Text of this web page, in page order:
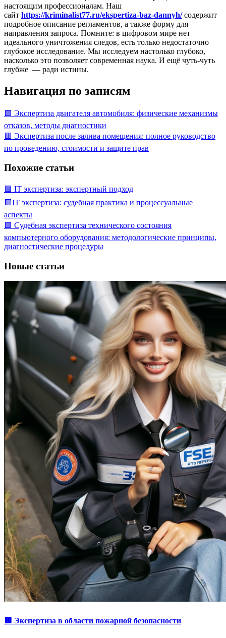
настоящим профессионалам. Наш
сайт https://kriminalist77.ru/ekspertiza-baz-dannyh/содержит
подробное описание регламентов, а также форму для
направления запроса. Помните: в цифровом мире нет
идеального уничтожения следов, есть только недостаточно
глубокое исследование. Мы исследуем настолько глубоко,
насколько это позволяет современная наука. И ещё чуть-чуть
глубже — ради истины.
Навигация по записям
🟩 Экспертиза двигателя автомобиля: физические механизмы
отказов, методы диагностики
🟥 Экспертиза после залива помещения: полное руководство
по проведению, стоимости и защите прав
Похожие статьи
🟩 IT экспертиза: экспертный подход
🟩IT экспертиза: судебная практика и процессуальные
аспекты
🟩 Судебная экспертиза технического состояния
компьютерного оборудования: методологические принципы,
диагностические процедуры
Новые статьи
🟥 Экспертиза в области пожарной безопасности